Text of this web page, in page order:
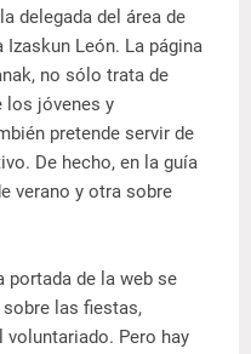
delegada del área de
León. La página
no sólo trata de
los jóvenes y
pretende servir de
De hecho, en la guía
verano y otra sobre
portada de la web se
las fiestas,
Pero hay